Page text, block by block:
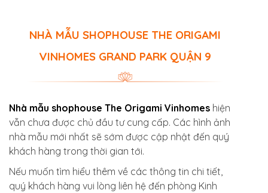
NHÀ MẪU SHOPHOUSE THE ORIGAMI
VINHOMES GRAND PARK QUẬN 9
Nhà mẫu shophouse The Origami Vinhomes hiện
vẫn chưa được chủ đầu tư cung cấp. Các hình ảnh
nhà mẫu mới nhất sẽ sớm được cập nhật đến quý
khách hàng trong thời gian tới.
Nếu muốn tìm hiểu thêm về các thông tin chi tiết,
quý khách hàng vui lòng liên hệ đến phòng Kinh